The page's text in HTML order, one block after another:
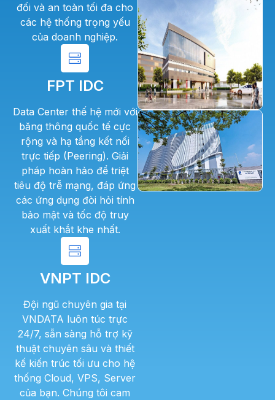
đối và an toàn tối đa cho
các hệ thống trọng yếu
của doanh nghiệp.
FPT IDC
Data Center thế hệ mới với
băng thông quốc tế cực
rộng và hạ tầng kết nối
trực tiếp (Peering). Giải
pháp hoàn hảo để triệt
tiêu độ trễ mạng, đáp ứng
các ứng dụng đòi hỏi tính
bảo mật và tốc độ truy
xuất khắt khe nhất.
VNPT IDC
Đội ngũ chuyên gia tại
VNDATA luôn túc trực
24/7, sẵn sàng hỗ trợ kỹ
thuật chuyên sâu và thiết
kế kiến trúc tối ưu cho hệ
thống Cloud, VPS, Server
của bạn. Chúng tôi cam